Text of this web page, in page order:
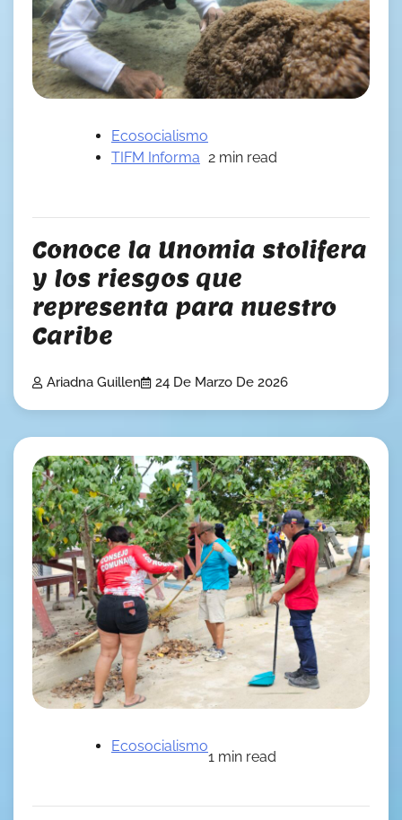
Ecosocialismo
TIFM Informa 2 min read
Conoce la Unomia stolifera
y los riesgos que
representa para nuestro
Caribe
Ariadna Guillen 24 De Marzo De 2026
Ecosocialismo
1 min read